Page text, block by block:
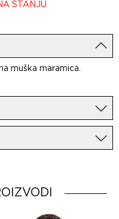
STANJU
muška maramica.